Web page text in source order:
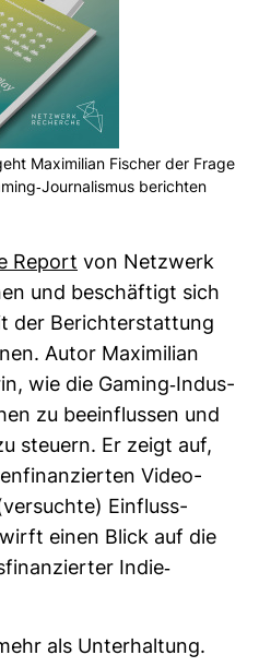
Maxi­mi­lian Fischer der Frage
​Jour­na­lismus berichten
Report von Netz­werk
und beschäf­tigt sich
der Bericht­erstat­tung
Autor Maxi­mi­lian
wie die Gaming-​Indus­
zu beein­flussen und
steuern. Er zeigt auf,
Video­
Ein­fluss­
einen Blick auf die
Indie-​
als Unter­hal­tung.